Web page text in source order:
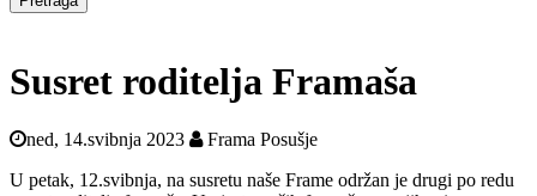
Susret roditelja Framaša
ned, 14.svibnja 2023
Frama Posušje
U petak, 12.svibnja, na susretu naše Frame održan je drugi po redu